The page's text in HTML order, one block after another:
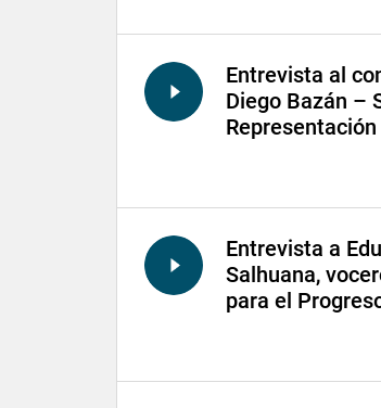
Entrevista al
Diego Bazán –
Representación
Entrevista a
Salhuana,
para el